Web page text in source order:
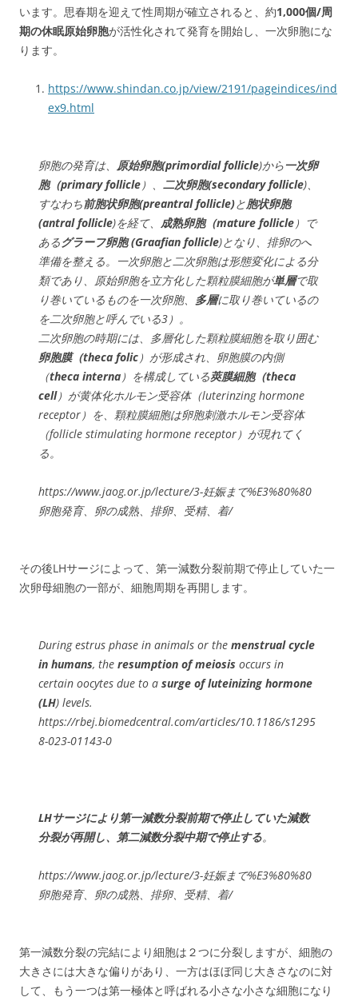
います。思春期を迎えて性周期が確立されると、約1,000個/周
期の休眠原始卵胞が活性化されて発育を開始し、一次卵胞にな
ります。
https://www.shindan.co.jp/view/2191/pageindices/ind
ex9.html
卵胞の発育は、 原始卵胞(primordial follicle)から一次卵
胞（primary follicle）、 二次卵胞(secondary follicle)、
すなわち前胞状卵胞(preantral follicle)と胞状卵胞
(antral follicle)を経て、 成熟卵胞（mature follicle）で
あるグラーフ卵胞 (Graafian follicle)となり、排卵のへ
準備を整える。一次卵胞と二次卵胞は形態変化による分
類であり、原始卵胞を立方化した顆粒膜細胞が単層で取
り巻いているものを一次卵胞、
多層に取り巻いているの
を二次卵胞と呼んでいる3）。
二次卵胞の時期には、多層化した顆粒膜細胞を取り囲む
卵胞膜（theca folic）が形成され、卵胞膜の内側
（theca interna）を構成している莢膜細胞（theca
cell）が黄体化ホルモン受容体（luterinzing hormone
receptor）を、顆粒膜細胞は卵胞刺激ホルモン受容体
（follicle stimulating hormone receptor）が現れてく
る。
https://www.jaog.or.jp/lecture/3-妊娠まで%E3%80%80
卵胞発育、卵の成熟、排卵、受精、着/
その後LHサージによって、第一減数分裂前期で停止していた一
次卵母細胞の一部が、細胞周期を再開します。
During estrus phase in animals or the menstrual cycle
in humans, the resumption of meiosis occurs in
certain oocytes due to a surge of luteinizing hormone
(LH) levels.
https://rbej.biomedcentral.com/articles/10.1186/s1295
8-023-01143-0
LHサージにより第一減数分裂前期で停止していた減数
分裂が再開し、第二減数分裂中期で停止する。
https://www.jaog.or.jp/lecture/3-妊娠まで%E3%80%80
卵胞発育、卵の成熟、排卵、受精、着/
第一減数分裂の完結により細胞は２つに分裂しますが、細胞の
大きさには大きな偏りがあり、一方はほぼ同じ大きさなのに対
して、もう一つは第一極体と呼ばれる小さな小さな細胞になり